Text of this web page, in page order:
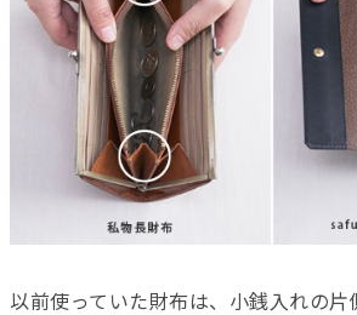
以前使っていた財布は、小銭入れの